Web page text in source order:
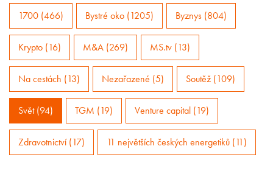
1700 (466) Bystré oko (1205) Byznys (804)
Krypto (16) M&A (269) MS.tv (13)
Na cestách (13) Nezařazené (5) Soutěž (109)
Svět (94) TGM (19) Venture capital (19)
Zdravotnictví (17) 11 největších českých energetiků (11)